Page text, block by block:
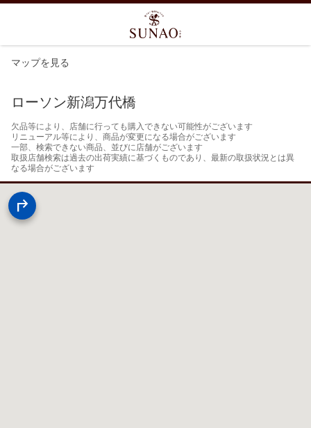
マップを見る
ローソン新潟万代橋
欠品等により、店舗に行っても購入できない可能性がございます
リニューアル等により、商品が変更になる場合がございます
一部、検索できない商品、並びに店舗がございます
取扱店舗検索は過去の出荷実績に基づくものであり、最新の取扱状況とは異
なる場合がございます